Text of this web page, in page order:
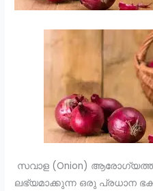
സവാള (Onion)
ലഭ്യമാക്കുന്ന ഒരു പ്രധാന